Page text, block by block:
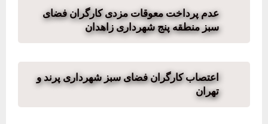
عدم پرداخت معوقات مزدی کارگران فضای
سبز منطقه پنج شهرداری زاهدان
اعتصاب کارگران فضای سبز شهرداری پرند و
تهران